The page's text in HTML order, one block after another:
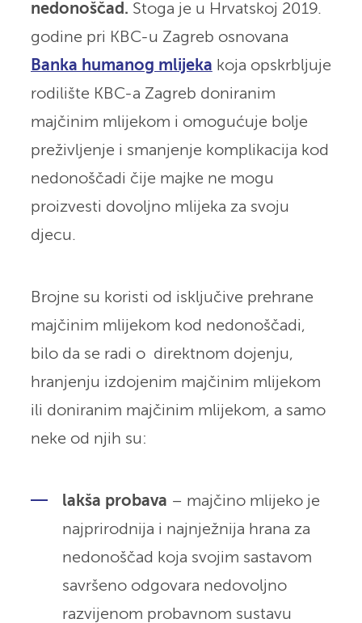
nedonoščad. Stoga je u Hrvatskoj 2019.
godine pri KBC-u Zagreb osnovana
Banka humanog mlijeka koja opskrbljuje
rodilište KBC-a Zagreb doniranim
majčinim mlijekom i omogućuje bolje
preživljenje i smanjenje komplikacija kod
nedonoščadi čije majke ne mogu
proizvesti dovoljno mlijeka za svoju
djecu.
Brojne su koristi od isključive prehrane
majčinim mlijekom kod nedonoščadi,
bilo da se radi o direktnom dojenju,
hranjenju izdojenim majčinim mlijekom
ili doniranim majčinim mlijekom, a samo
neke od njih su:
lakša probava – majčino mlijeko je
najprirodnija i najnježnija hrana za
nedonoščad koja svojim sastavom
savršeno odgovara nedovoljno
razvijenom probavnom sustavu